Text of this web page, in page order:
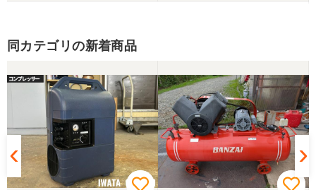
同カテゴリの新着商品